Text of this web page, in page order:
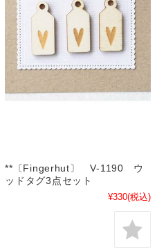
**〔Fingerhut〕 V-1190 ウ
ッドタグ3点セット
¥330(税込)